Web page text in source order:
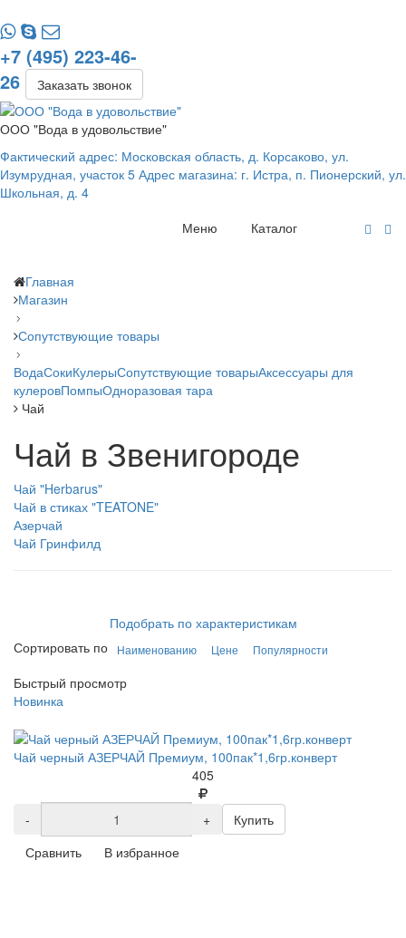
+7 (495) 223-46-
26
Заказать звонок
ООО "Вода в удовольствие"
Фактический адрес: Московская область, д. Корсаково, ул.
Изумрудная, участок 5 Адрес магазина: г. Истра, п. Пионерский, ул.
Школьная, д. 4
Каталог
Меню
Главная
Магазин
Сопутствующие товары
ВодаСокиКулерыСопутствующие товарыАксессуары для
кулеровПомпыОдноразовая тара
Чай
Чай в Звенигороде
Чай "Herbarus"
Чай в стиках "TEATONE"
Азерчай
Чай Гринфилд
Подобрать по характеристикам
Сортировать по
Наименованию Цене Популярности
Быстрый просмотр
Новинка
Чай черный АЗЕРЧАЙ Премиум, 100пак*1,6гр.конверт
405
- +
Купить
Сравнить
В избранное